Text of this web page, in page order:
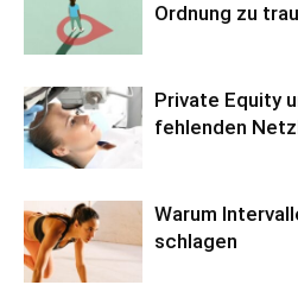
Ordnung zu
Private Equity
fehlenden
Warum
schlagen